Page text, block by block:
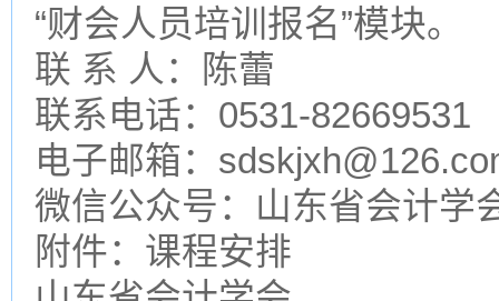
“财会人员培训报名”模块。
联 系 人：陈蕾
联系电话：0531-82669531
电子邮箱：
微信公众号：山东省会计学
附件：课程安排